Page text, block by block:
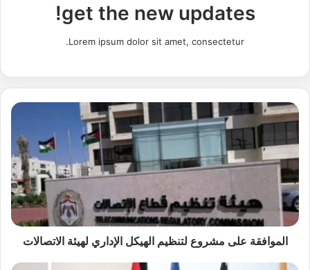
get the new updates!
Lorem ipsum dolor sit amet, consectetur.
ا
ل
ا
ف
ق
ة
ع
الموافقة على مشروع لتنظيم الهيكل الإداري لهيئة الاتصالات